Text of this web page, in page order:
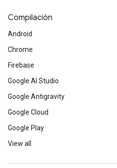
Compilación
Android
Chrome
Firebase
Google AI Studio
Google Antigravity
Google Cloud
Google Play
View all